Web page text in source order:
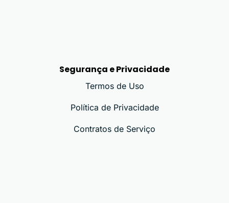
Segurança e Privacidade
Termos de Uso
Política de Privacidade
Contratos de Serviço